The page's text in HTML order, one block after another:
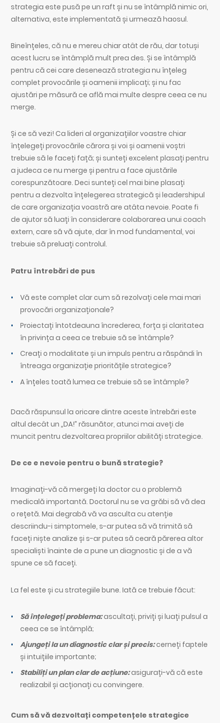
strategia este pusă pe un raft și nu se întâmplă nimic ori,
alternativa, este implementată și urmează haosul.
Bineînțeles, că nu e mereu chiar atât de rău, dar totuși
acest lucru se întâmplă mult prea des. Și se întâmplă
pentru că cei care desenează strategia nu înțeleg
complet provocările și oamenii implicați; și nu fac
ajustări pe măsură ce află mai multe despre ceea ce nu
merge.
Și ce să vezi! Ca lideri al organizațiilor voastre chiar
înțelegeți provocările cărora și voi și oamenii voștri
trebuie să le faceți față; și sunteți excelent plasați pentru
a judeca ce nu merge și pentru a face ajustările
corespunzătoare. Deci sunteți cel mai bine plasați
pentru a dezvolta înțelegerea strategică și leadershipul
de care organizația voastră are atâta nevoie. Poate fi
de ajutor să luați în considerare colaborarea unui coach
extern, care să vă ajute, dar în mod fundamental, voi
trebuie să preluați controlul.
Patru întrebări de pus
Vă este complet clar cum să rezolvați cele mai mari
provocări organizaționale?
Proiectați întotdeauna încrederea, forța și claritatea
în privința a ceea ce trebuie să se întâmple?
Creați o modalitate și un impuls pentru a răspândi în
întreaga organizație prioritățile strategice?
A înțeles toată lumea ce trebuie să se întâmple?
Dacă răspunsul la oricare dintre aceste întrebări este
altul decât un „DA!” răsunător, atunci mai aveți de
muncit pentru dezvoltarea propriilor abilități strategice.
De ce e nevoie pentru o bună strategie?
Imaginați-vă că mergeți la doctor cu o problemă
medicală importantă. Doctorul nu se va grăbi să vă dea
o rețetă. Mai degrabă vă va asculta cu atenție
descriindu-i simptomele, s-ar putea să vă trimită să
faceți niște analize și s-ar putea să ceară părerea altor
specialiști înainte de a pune un diagnostic și de a vă
spune ce să faceți.
La fel este și cu strategiile bune. Iată ce trebuie făcut:
Să înțelegeți problema:ascultați, priviți și luați pulsul a
ceea ce se întâmplă;
Ajungeți la un diagnostic clar și precis:cerneți faptele
și intuițiile importante;
Stabiliți un plan clar de acțiune:asigurați-vă că este
realizabil și acționați cu convingere.
Cum să vă dezvoltați competențele strategice